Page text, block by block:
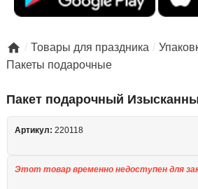
 Товары для праздника
Пакеты подарочные
Пакет подарочный
Артикул: 220118
Этот товар временно недоступен для